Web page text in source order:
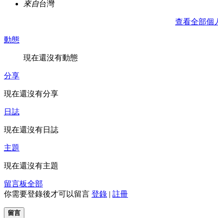
來自台灣
查看全部個
動態
現在還沒有動態
分享
現在還沒有分享
日誌
現在還沒有日誌
主題
現在還沒有主題
留言板全部
你需要登錄後才可以留言 登錄 | 註冊
留言